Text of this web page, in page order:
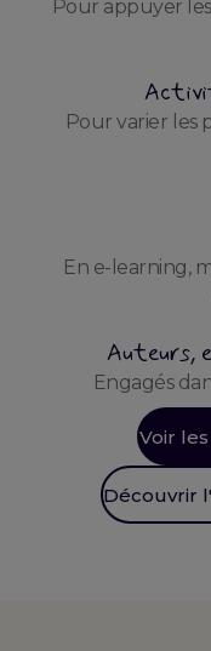
Pour appuyer
Pour varier les
En e-learning,
Auteurs,
Engagés
Voir
Découvrir